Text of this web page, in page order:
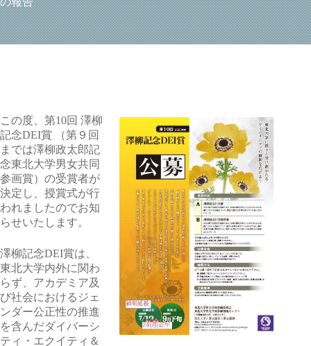
この度、第10回 澤柳
記念DEI賞 （第９回
までは澤柳政太郎記
念東北大学男女共同
参画賞）の受賞者が
決定し、授賞式が行
われましたのでお知
らせいたします。
澤柳記念DEI賞は、
東北大学内外に関わ
らず、アカデミア及
び社会におけるジェ
ンダー公正性の推進
を含んだダイバーシ
ティ・エクイティ＆